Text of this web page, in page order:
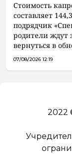
Стоимость
составляет
подрядчик
родители ждут
вернуться в
07/08/2026 12:19
2022